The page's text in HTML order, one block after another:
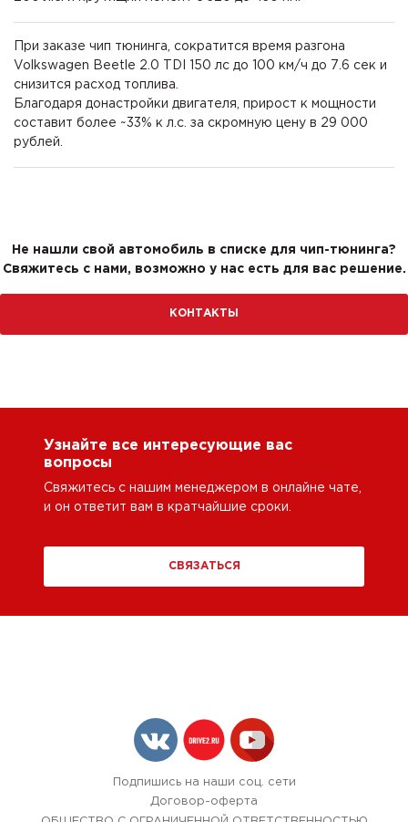
При заказе чип тюнинга, сократится время разгона
Volkswagen Beetle 2.0 TDI 150 лс до 100 км/ч до 7.6 сек и
снизится расход топлива.
Благодаря донастройки двигателя, прирост к мощности
составит более ~33% к л.с. за скромную цену в 29 000
рублей.
Не нашли свой автомобиль в списке для чип-тюнинга?
Свяжитесь с нами, возможно у нас есть для вас решение.
КОНТАКТЫ
Узнайте все интересующие вас
вопросы
Свяжитесь с нашим менеджером в онлайне чате,
и он ответит вам в кратчайшие сроки.
СВЯЗАТЬСЯ
Подпишись на наши соц. сети
Договор-оферта